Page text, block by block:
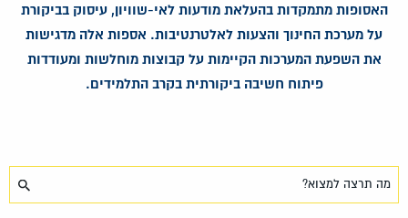
האסופות מתמקדות בהעלאת מודעות לאי-שוויון,עיסוק בביקורת
על מערכת החינוך והצעות לאלטרנטיבות. אספות אלה מדגישות
את השפעת המערכות הקיימותעל קבוצות מוחלשות ומעודדות
פיתוח חשיבה ביקורתית בקרב התלמידים.